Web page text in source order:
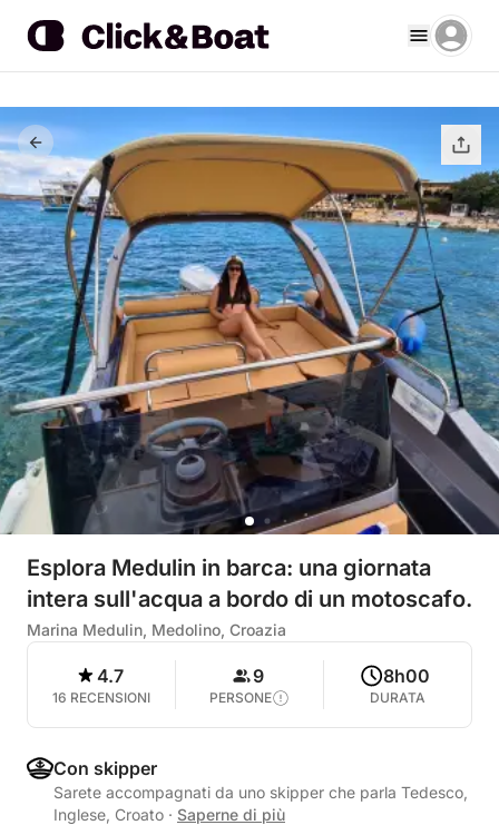
Esplora Medulin in barca: una giornata
intera sull'acqua a bordo di un motoscafo.
Marina Medulin, Medolino, Croazia
4.7
16 RECENSIONI
9
PERSONE
8h00
DURATA
Con skipper
Sarete accompagnati da uno skipper che parla Tedesco,
Inglese, Croato · Saperne di più